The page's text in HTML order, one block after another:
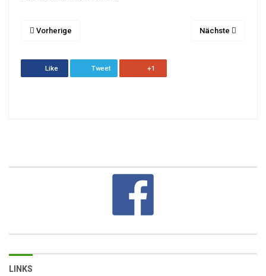
Vorherige Nächste
Like Tweet +1
LINKS